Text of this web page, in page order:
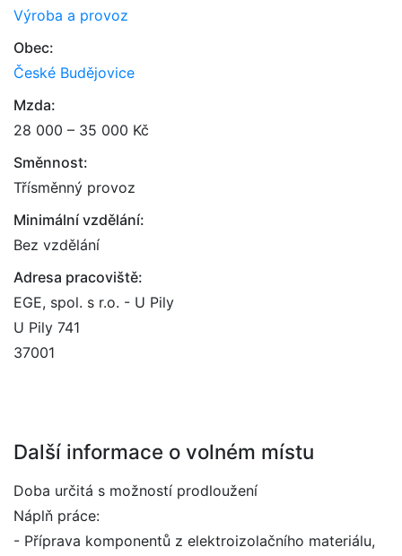
Výroba a provoz
Obec:
České Budějovice
Mzda:
28 000 – 35 000 Kč
Směnnost:
Třísměnný provoz
Minimální vzdělání:
Bez vzdělání
Adresa pracoviště:
EGE, spol. s r.o. - U Pily
U Pily 741
37001
Další informace o volném místu
Doba určitá s možností prodloužení
Náplň práce:
- Příprava komponentů z elektroizolačního materiálu,